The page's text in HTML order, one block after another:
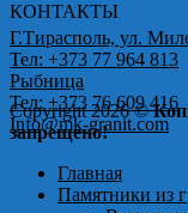
КОНТАКТЫ
Г.Тирасполь, ул.
Тел: +373 77 964 813
Рыбница
Тел: +373 76 609 416
Info@mk-granit.com
Copyright 2026 ©
запрещено!
Главная
Памятники из